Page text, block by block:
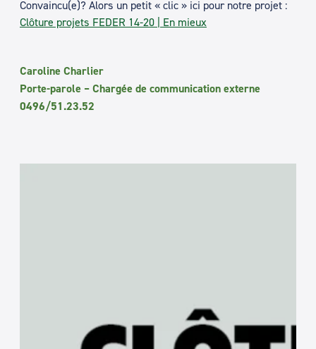
Convaincu(e)? Alors un petit « clic » ici pour notre projet :
Clôture projets FEDER 14-20 | En mieux
Caroline Charlier
Porte-parole – Chargée de communication externe
0496/51.23.52